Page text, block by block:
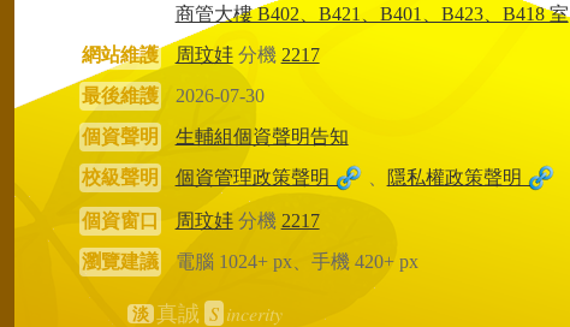
商管大樓 B402、B421、B401、B423、B418 室
網站維護
周玟妦分機 2217
最後維護
2026-07-30
個資聲明
生輔組個資聲明告知
校級聲明
個資管理政策聲明 隱私權政策聲明
個資窗口 周玟妦分機 2217
瀏覽建議
電腦 1024+ px、手機 420+ px
淡 真誠 S incerity